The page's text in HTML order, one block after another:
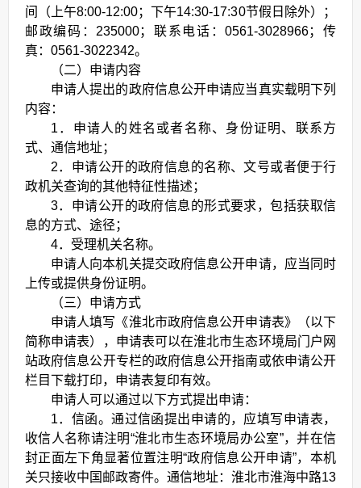
间（上午8:00-12:00；下午14:30-17:30节假日除外）；
邮政编码：235000；联系电话：0561-3028966；传
真：0561-3022342。
（二）申请内容
申请人提出的政府信息公开申请应当真实载明下列
内容：
1．申请人的姓名或者名称、身份证明、联系方
式、通信地址；
2．申请公开的政府信息的名称、文号或者便于行
政机关查询的其他特征性描述；
3．申请公开的政府信息的形式要求，包括获取信
息的方式、途径；
4．受理机关名称。
申请人向本机关提交政府信息公开申请，应当同时
上传或提供身份证明。
（三）申请方式
申请人填写《淮北市政府信息公开申请表》（以下
简称申请表），申请表可以在淮北市生态环境局门户网
站政府信息公开专栏的政府信息公开指南或依申请公开
栏目下载打印，申请表复印有效。
申请人可以通过以下方式提出申请：
1．信函。通过信函提出申请的，应填写申请表，
收信人名称请注明“淮北市生态环境局办公室”，并在信
封正面左下角显著位置注明“政府信息公开申请”，本机
关只接收中国邮政寄件。通信地址：淮北市淮海中路13